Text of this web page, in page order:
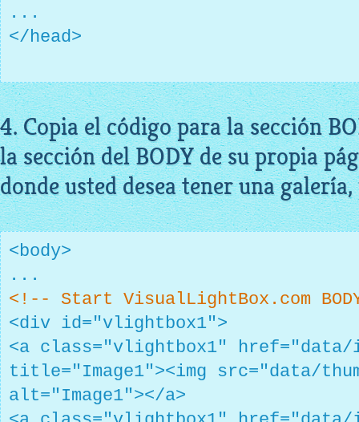
...
</head>
4. Copia el código para la sección
la sección del BODY de su propia
donde usted desea tener una
<body>
...
<!-- Start VisualLightBox.com
<div id="vlightbox1">
<a class="vlightbox1" href="data/
title="Image1"><img src="data/
alt="Image1"></a>